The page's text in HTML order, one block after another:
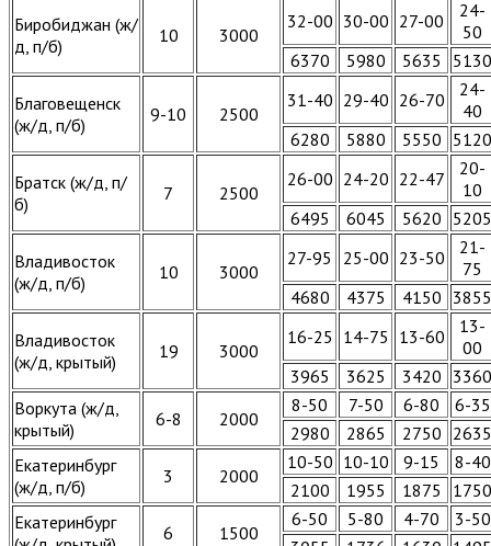
Биробиджан (ж/
д, п/б)
10 3000
32-00 30-00 27-00
24-
50
6370
5980 5635
5130
Благовещенск
(ж/д, п/б)
9-10 2500
31-40 29-40 26-70
24-
40
6280
5880 5550 5120
Братск (ж/д, п/
б)
7 2500
26-00 24-20 22-47
20-
10
6495
6045 5620 5205
Владивосток
(ж/д, п/б)
10 3000
27-95 25-00 23-50
21-
75
4680
4375 4150 3855
Владивосток
(ж/д, крытый)
19 3000
16-25 14-75 13-60
13-
00
3965
3625 3420 3360
Воркута (ж/д,
крытый)
6-8 2000
8-50 7-50 6-80
6-35
2980
2865 2750 2635
Екатеринбург
(ж/д, п/б)
3 2000
10-50 10-10 9-15
8-40
2100
1955 1875
1750
Екатеринбург
6 1500
6-50 5-80 4-70
3-50